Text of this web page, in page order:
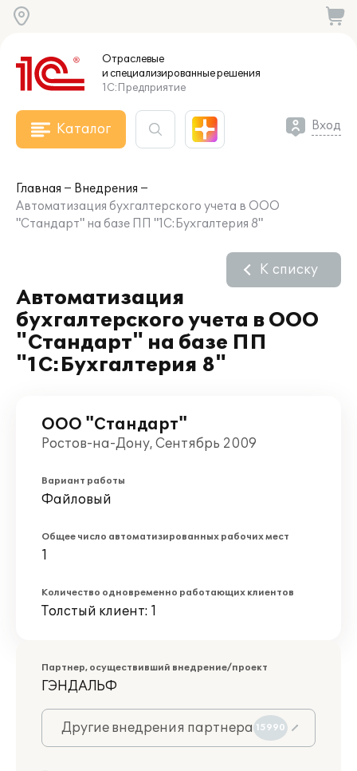
Отраслевые
и специализированныерешения
1С:Предприятие
Каталог Вход
Главная
Внедрения
Автоматизация бухгалтерского учета в ООО
"Стандарт" на базе ПП "1С:Бухгалтерия 8"
Автоматизация
бухгалтерского учета в ООО
"Стандарт" на базе ПП
"1С:Бухгалтерия 8"
К списку
ООО "Стандарт"
Ростов-на-Дону, Сентябрь 2009
Вариант работы
Файловый
Общее число автоматизированных рабочих мест
1
Количество одновременно работающих клиентов
Толстый клиент: 1
Партнер, осуществивший внедрение/проект
ГЭНДАЛЬФ
Другие внедрения партнера 15990